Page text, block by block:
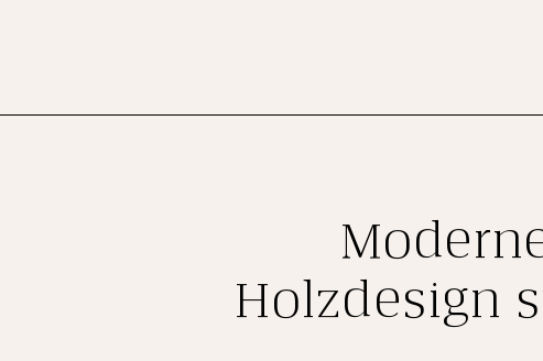
Holzdesign